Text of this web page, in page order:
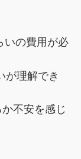
いの費用が必
が理解でき
不安を感じ